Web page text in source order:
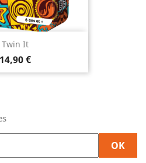
Twin It
Prix
14,90 €